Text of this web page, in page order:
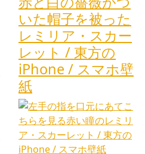
いた帽子を被った
レミリア・スカー
レット / 東方の
iPhone / スマホ壁
紙